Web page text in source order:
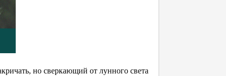
но сверкающий от лунного света